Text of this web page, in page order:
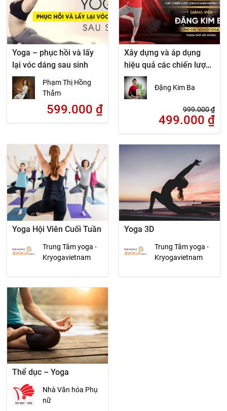
Yoga – phục hồi và lấy
lại vóc dáng sau sinh
Phạm Thị Hồng
Thắm
599.000 ₫
Xây dựng và áp dụng
hiệu quả các chiến lược
kinh doanh cho phòng
tập thể thaoĐặng Kim Ba
999.000₫
499.000 ₫
Yoga Hội Viên Cuối Tuần
Trung Tâm yoga -
Kryogavietnam
Yoga 3D
Trung Tâm yoga -
Kryogavietnam
Thể dục – Yoga
Nhà Văn hóa Phụ
nữ